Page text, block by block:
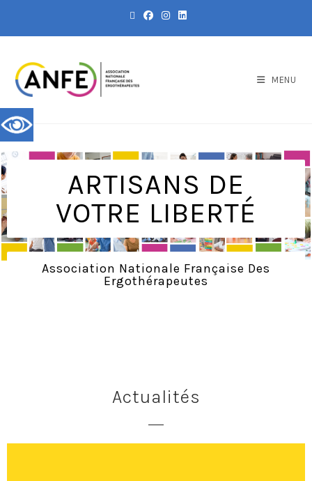
MENU
ARTISANS DE
VOTRE LIBERTÉ
Association Nationale Française Des
Ergothérapeutes
Actualités